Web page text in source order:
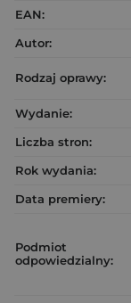
EAN:
Autor:
Rodzaj oprawy:
Wydanie:
Liczba stron:
Rok wydania:
Data premiery:
Podmiot
odpowiedzialny: